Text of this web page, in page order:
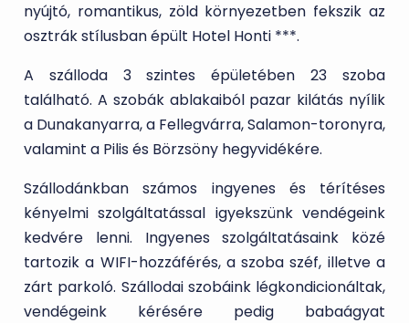
nyújtó, romantikus, zöld környezetben fekszik az
osztrák stílusban épült Hotel Honti ***.
A szálloda 3 szintes épületében 23 szoba
található. A szobák ablakaiból pazar kilátás nyílik
a Dunakanyarra, a Fellegvárra, Salamon-toronyra,
valamint a Pilis és Börzsöny hegyvidékére.
Szállodánkban számos ingyenes és térítéses
kényelmi szolgáltatással igyekszünk vendégeink
kedvére lenni. Ingyenes szolgáltatásaink közé
tartozik a WIFI-hozzáférés, a szoba széf, illetve a
zárt parkoló. Szállodai szobáink légkondicionáltak,
vendégeink kérésére pedig babaágyat